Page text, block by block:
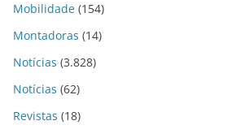
Mobilidade (154)
Montadoras (14)
Notícias (3.828)
Notícias (62)
Revistas (18)